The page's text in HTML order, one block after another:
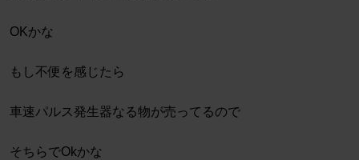
OKかな
もし不便を感じたら
車速パルス発生器なる物が売ってるので
そちらでOkかな